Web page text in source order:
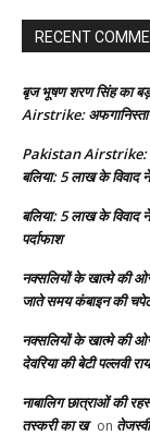
RECENT
बृज भूषण शरण सिंह का
Airstrike: अफगानिस्तान
Pakistan Airstrike:
बलिया: 5 लाख के विवाद
बलिया: 5 लाख के विवाद
पर्दाफाश
नक्सलियों के खात्मे की ओर
जाते समय कंबाइन की
नक्सलियों के खात्मे की ओर
देवरिया की बेटी पल्लवी
नाबालिग छात्राओं की
तस्करी का ख on